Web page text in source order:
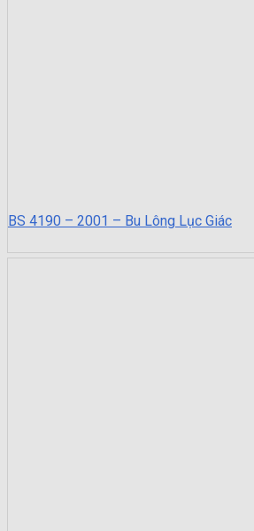
BS 4190 – 2001 – Bu Lông Lục Giác